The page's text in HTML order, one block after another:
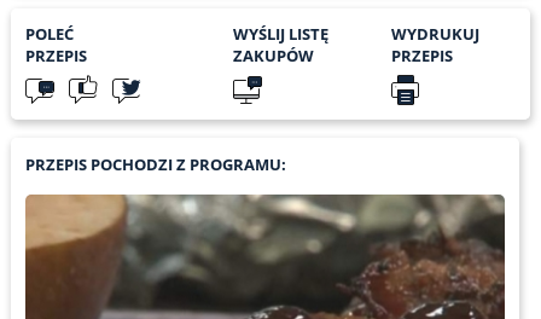
POLEĆ
PRZEPIS
WYŚLIJ LISTĘ
ZAKUPÓW
WYDRUKUJ
PRZEPIS
PRZEPIS POCHODZI Z PROGRAMU: